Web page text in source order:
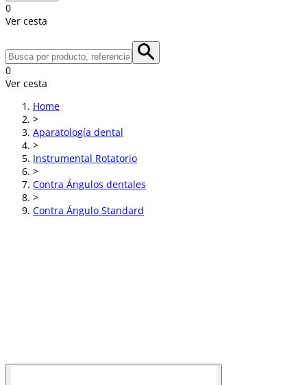
0
Ver cesta
0
Ver cesta
Home
>
Aparatología dental
>
Instrumental Rotatorio
>
Contra Ángulos dentales
>
Contra Ángulo Standard